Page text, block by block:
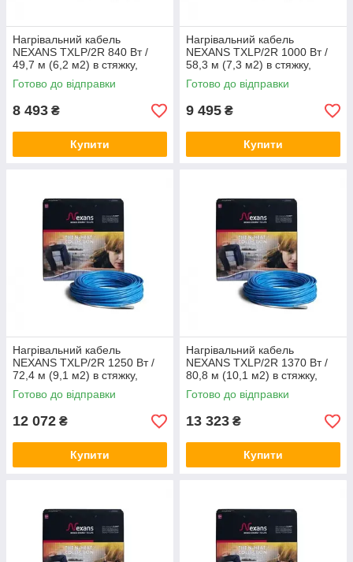
Нагрівальний кабель
NEXANS TXLP/2R 840 Вт /
49,7 м (6,2 м2) в стяжку,
тепла підлога електричний
Нексанс
Готово до відправки
8 493 ₴
Купити
Нагрівальний кабель
NEXANS TXLP/2R 1000 Вт /
58,3 м (7,3 м2) в стяжку,
тепла підлога електричний
Нексанс
Готово до відправки
9 495 ₴
Купити
Нагрівальний кабель
NEXANS TXLP/2R 1250 Вт /
72,4 м (9,1 м2) в стяжку,
тепла підлога електричний
Нексанс
Готово до відправки
12 072 ₴
Купити
Нагрівальний кабель
NEXANS TXLP/2R 1370 Вт /
80,8 м (10,1 м2) в стяжку,
тепла підлога електричний
Нексанс
Готово до відправки
13 323 ₴
Купити